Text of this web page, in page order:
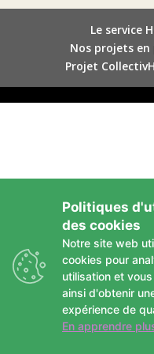
Le service
Nos projets
Projet CollectivH
Politiques
des cookies
Notre site web
cookies pour
utilisation et
ainsi d'obtenir
expérience de
En apprendre